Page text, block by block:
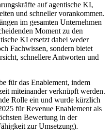
auf agentische KI,
und schneller vorankommen.
im gesamten Unternehmen
Moment zu den
KI ersetzt dabei weder
Fachwissen, sondern bietet
schnellere Antworten und
für das Enablement, indem
miteinander verknüpft werden.
Rolle ein und wurde kürzlich
für Revenue Enablement als
Bewertung in der
zur Umsetzung).